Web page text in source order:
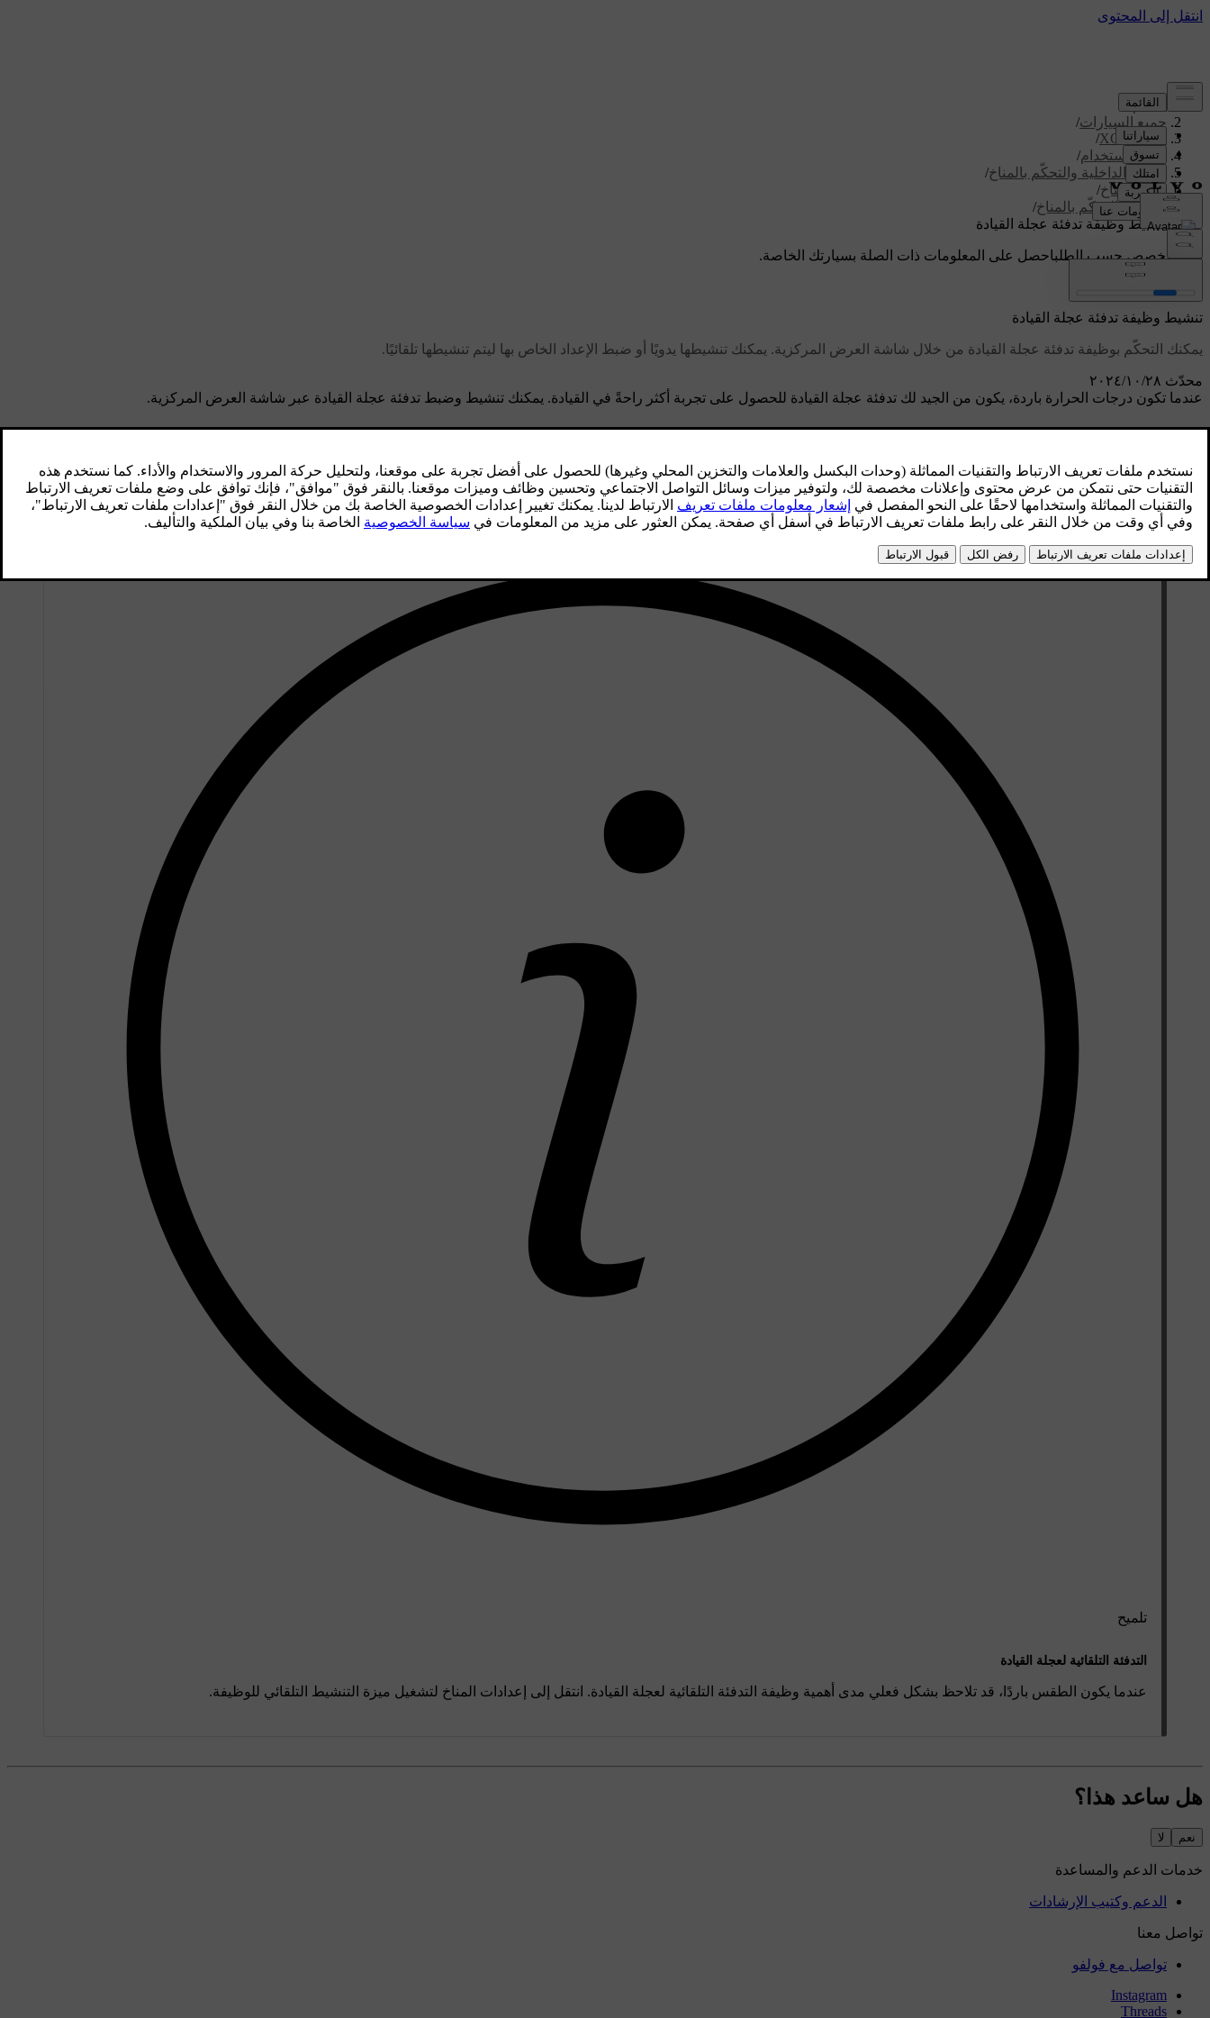
الدعم/
جميع السيارات/
XC60 2026
/
دليل الاستخدام/
الراحة الداخلية والتحكّم بالمناخ/
نظام المناخ/
أدوات التحكّم بالمناخ/
تنشيط وظيفة تدفئة عجلة القيادة
دعم مخصص حسب الطلباحصل على المعلومات ذات الصلة بسيارتك الخاصة.
تسجيل الدخول
محدّث ٢٨‏/١٠‏/٢٠٢٤
تنشيط وظيفة تدفئة عجلة القيادة
يمكنك التحكّم بوظيفة تدفئة عجلة القيادة من خلال شاشة العرض المركزية. يمكنك تنشيطها يدويًا أو ضبط الإعداد الخاص بها ليتم تنشيطها تلقائيًا.
عندما تكون درجات الحرارة باردة، يكون من الجيد لك تدفئة عجلة القيادة للحصول على تجربة أكثر راحةً في القيادة. يمكنك تنشيط وضبط تدفئة عجلة القيادة عبر شاشة العرض المركزية.
تلميح
التدفئة التلقائية لعجلة القيادة
عندما يكون الطقس باردًا، قد تلاحظ بشكل فعلي مدى أهمية وظيفة التدفئة التلقائية لعجلة القيادة. انتقل إلى إعدادات المناخ لتشغيل ميزة التنشيط التلقائي للوظيفة.
هل ساعد هذا؟
نعم لا